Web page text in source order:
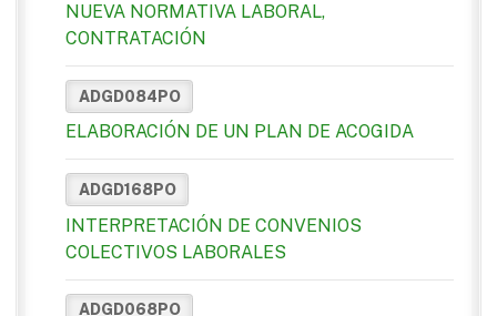
NUEVA NORMATIVA LABORAL,
CONTRATACIÓN
ADGD084PO
ELABORACIÓN DE UN PLAN DE ACOGIDA
ADGD168PO
INTERPRETACIÓN DE CONVENIOS
COLECTIVOS LABORALES
ADGD068PO